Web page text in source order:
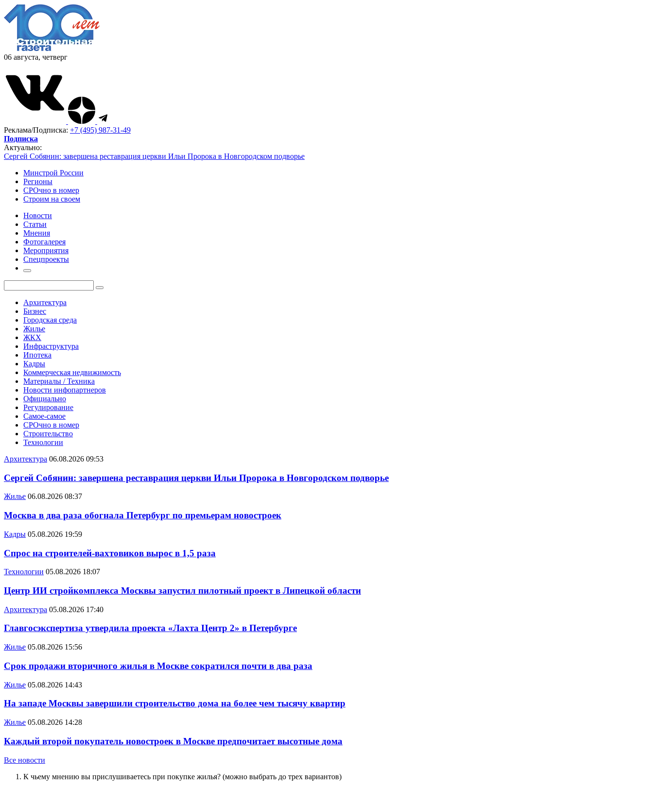
06 августа, четверг
Реклама/Подписка: +7 (495) 987-31-49
Подписка
Актуально:
Сергей Собянин: завершена реставрация церкви Ильи Пророка в Новгородском подворье
Минстрой России
Регионы
СРОчно в номер
Строим на своем
Новости
Статьи
Мнения
Фотогалерея
Мероприятия
Спецпроекты
Архитектура
Бизнес
Городская среда
Жилье
ЖКХ
Инфраструктура
Ипотека
Кадры
Коммерческая недвижимость
Материалы / Техника
Новости инфопартнеров
Официально
Регулирование
Самое-самое
СРОчно в номер
Строительство
Технологии
Архитектура 06.08.2026 09:53
Сергей Собянин: завершена реставрация церкви Ильи Пророка в Новгородском подворье
Жилье 06.08.2026 08:37
Москва в два раза обогнала Петербург по премьерам новостроек
Кадры 05.08.2026 19:59
Спрос на строителей-вахтовиков вырос в 1,5 раза
Технологии 05.08.2026 18:07
Центр ИИ стройкомплекса Москвы запустил пилотный проект в Липецкой области
Архитектура 05.08.2026 17:40
Главгосэкспертиза утвердила проекта «Лахта Центр 2» в Петербурге
Жилье 05.08.2026 15:56
Срок продажи вторичного жилья в Москве сократился почти в два раза
Жилье 05.08.2026 14:43
На западе Москвы завершили строительство дома на более чем тысячу квартир
Жилье 05.08.2026 14:28
Каждый второй покупатель новостроек в Москве предпочитает высотные дома
Все новости
К чьему мнению вы прислушиваетесь при покупке жилья? (можно выбрать до трех вариантов)